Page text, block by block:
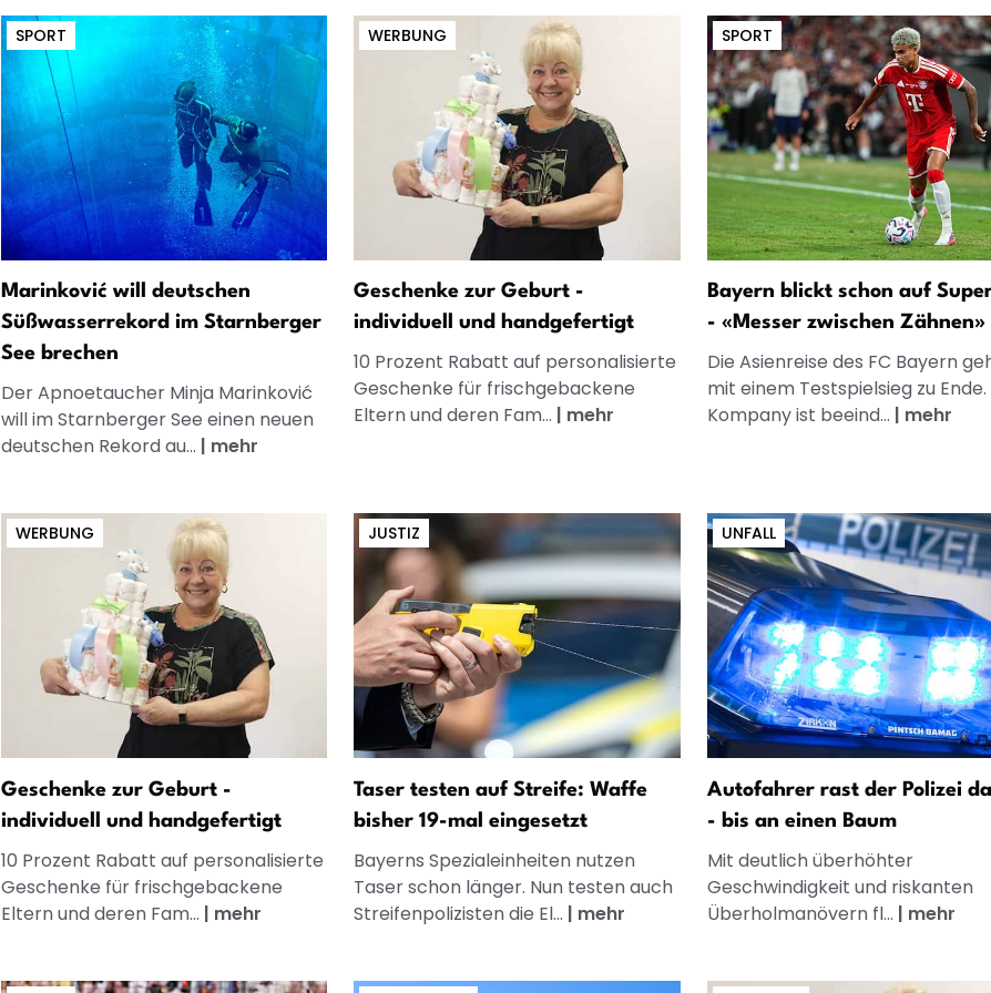
SPORT
Marinković will deutschen
Süßwasserrekord im Starnberger
See brechen
Der Apnoetaucher Minja Marinković
will im Starnberger See einen neuen
deutschen Rekord au... | mehr
WERBUNG
Geschenke zur Geburt -
individuell und handgefertigt
10 Prozent Rabatt auf personalisierte
Geschenke für frischgebackene
Eltern und deren Fam... | mehr
SPORT
Bayern blickt schon auf
- «Messer zwischen Zähnen»
Die Asienreise des FC Bayern
mit einem Testspielsieg zu Ende.
Kompany ist beeind... | mehr
WERBUNG
Geschenke zur Geburt -
individuell und handgefertigt
10 Prozent Rabatt auf personalisierte
Geschenke für frischgebackene
Eltern und deren Fam... | mehr
JUSTIZ
Taser testen auf Streife: Waffe
bisher 19-mal eingesetzt
Bayerns Spezialeinheiten nutzen
Taser schon länger. Nun testen auch
Streifenpolizisten die El... | mehr
UNFALL
Autofahrer rast der Polizei
- bis an einen Baum
Mit deutlich überhöhter
Geschwindigkeit und riskanten
Überholmanövern fl... | mehr